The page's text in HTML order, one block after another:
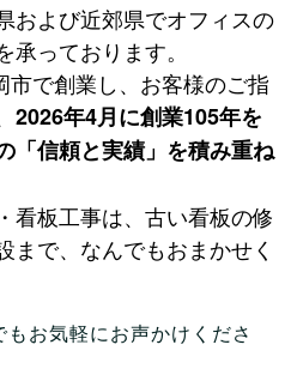
および近郊県でオフィスの
っております。
で創業し、お客様のご指
2026年4月に創業105年を
「信頼と実績」を積み重ね
看板工事は、古い看板の修
まで、なんでもおまかせく
お気軽にお声かけくださ